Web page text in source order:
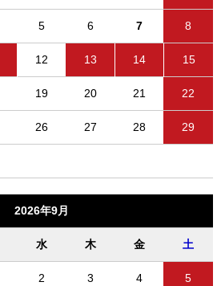
5 6 7 8
12 13 14 15
19 20 21 22
26 27 28 29
2026年9月
水 木 金 土
2 3 4 5